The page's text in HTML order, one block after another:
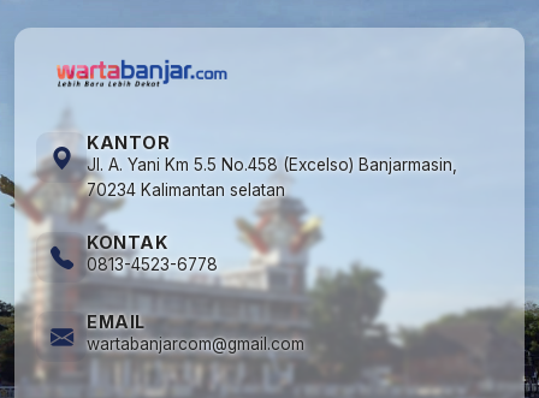
KANTOR
Jl. A. Yani Km 5.5 No.458 (Excelso) Banjarmasin,
70234 Kalimantan selatan
KONTAK
0813-4523-6778
EMAIL
wartabanjarcom@gmail.com